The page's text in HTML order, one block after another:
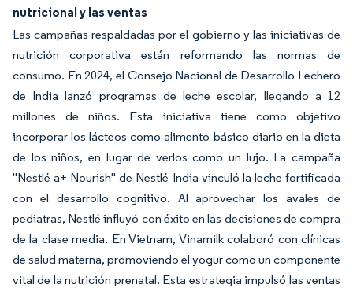
nutricional y las ventas
Las campañas respaldadas por el gobierno y las iniciativas de
nutrición corporativa están reformando las normas de
consumo. En 2024, el Consejo Nacional de Desarrollo Lechero
de India lanzó programas de leche escolar, llegando a 12
millones de niños. Esta iniciativa tiene como objetivo
incorporar los lácteos como alimento básico diario en la dieta
de los niños, en lugar de verlos como un lujo. La campaña
"Nestlé a+ Nourish" de Nestlé India vinculó la leche fortificada
con el desarrollo cognitivo. Al aprovechar los avales de
pediatras, Nestlé influyó con éxito en las decisiones de compra
de la clase media. En Vietnam, Vinamilk colaboró con clínicas
de salud materna, promoviendo el yogur como un componente
vital de la nutrición prenatal. Esta estrategia impulsó las ventas